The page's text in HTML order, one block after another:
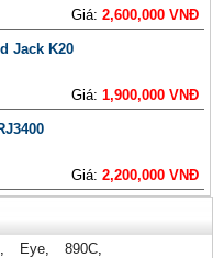
Giá:2,600,000 VNĐ
Jack K20
Giá:1,900,000 VNĐ
Giá:2,200,000 VNĐ
, Eye, 890C,